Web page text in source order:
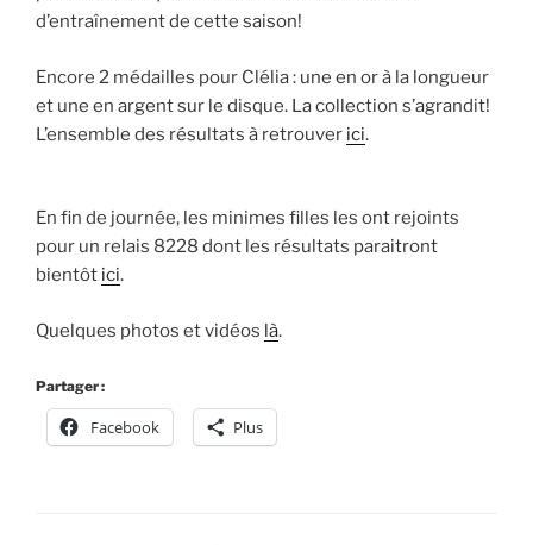
d’entraînement de cette saison!
Encore 2 médailles pour Clélia : une en or à la longueur
et une en argent sur le disque. La collection s’agrandit!
L’ensemble des résultats à retrouver ici.
En fin de journée, les minimes filles les ont rejoints
pour un relais 8228 dont les résultats paraitront
bientôt ici.
Quelques photos et vidéos là.
Partager :
Facebook Plus